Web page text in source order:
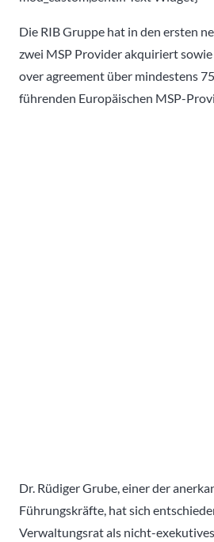
Die RIB Gruppe hat in den ersten
zwei MSP Provider akquiriert
over agreement über mindestens
führenden Europäischen MSP-
Dr. Rüdiger Grube, einer der
Führungskräfte, hat sich
Verwaltungsrat als nicht-